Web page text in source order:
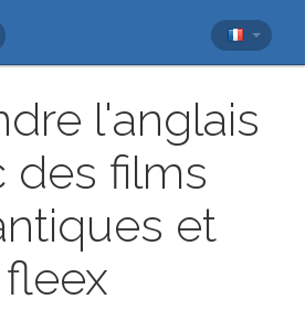
l'anglais
des films
et
fleex